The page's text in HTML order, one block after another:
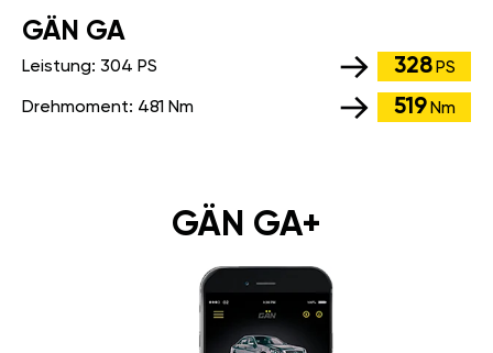
GÄN GA
Leistung: 304 PS 328 PS
Drehmoment: 481 Nm 519 Nm
GÄN GA+